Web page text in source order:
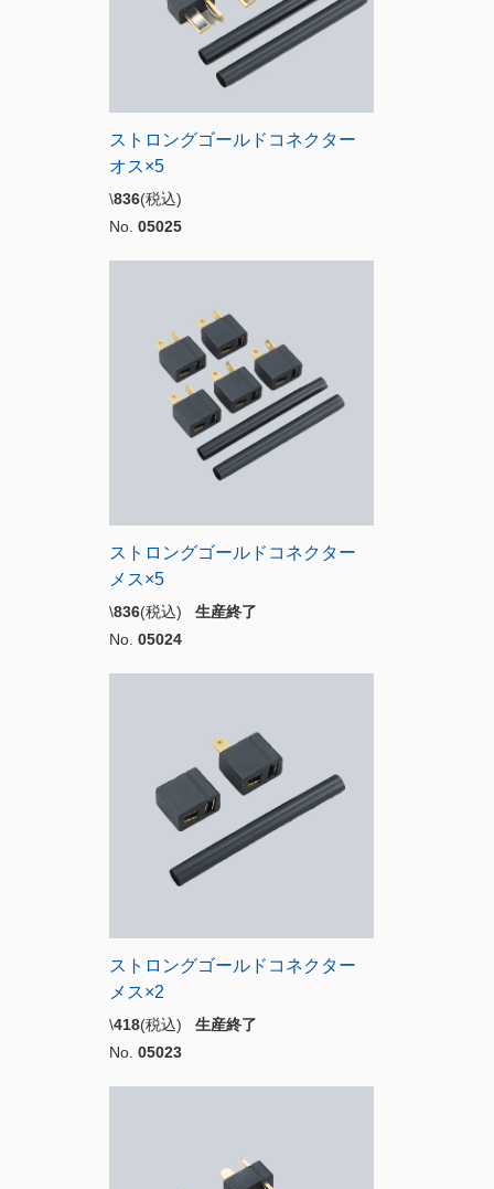
ストロングゴールドコネクター
オス×5
\836(税込)
No. 05025
ストロングゴールドコネクター
メス×5
\836(税込) 生産終了
No. 05024
ストロングゴールドコネクター
メス×2
\418(税込) 生産終了
No. 05023